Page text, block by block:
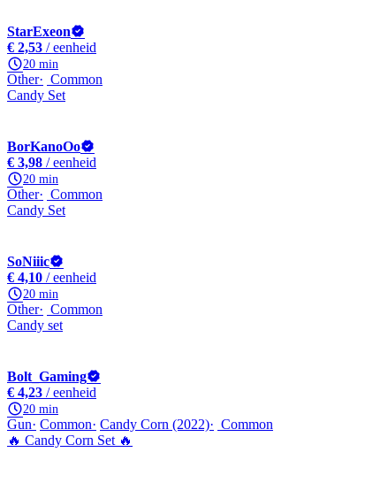
StarExeon
€ 2,53 / eenheid
20 min
Other
Common
Candy Set
BorKanoOo
€ 3,98 / eenheid
20 min
Other
Common
Candy Set
SoNiiic
€ 4,10 / eenheid
20 min
Other
Common
Candy set
Bolt_Gaming
€ 4,23 / eenheid
20 min
Gun Common Candy Corn (2022)
Common
🔥 Candy Corn Set 🔥